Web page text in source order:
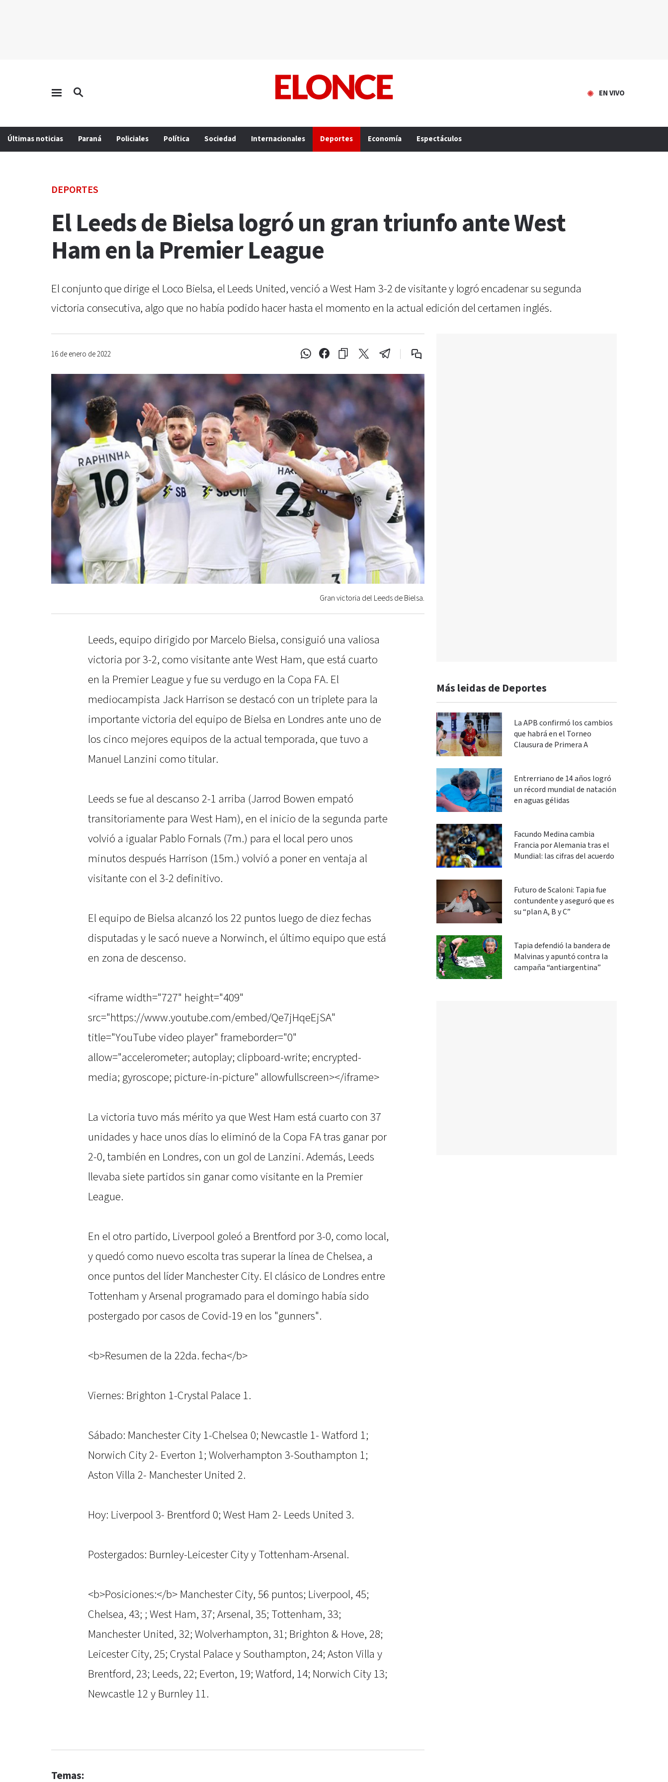
EN VIVO
Últimas noticias Paraná Policiales Política Sociedad Internacionales Deportes Economía Espectáculos
DEPORTES
El Leeds de Bielsa logró un gran triunfo ante West
Ham en la Premier League
El conjunto que dirige el Loco Bielsa, el Leeds United, venció a West Ham 3-2 de visitante y logró encadenar su segunda
victoria consecutiva, algo que no había podido hacer hasta el momento en la actual edición del certamen inglés.
16 de enero de 2022
Gran victoria del Leeds de Bielsa.
Leeds, equipo dirigido por Marcelo Bielsa, consiguió una valiosa
victoria por 3-2, como visitante ante West Ham, que está cuarto
en la Premier League y fue su verdugo en la Copa FA. El
mediocampista Jack Harrison se destacó con un triplete para la
importante victoria del equipo de Bielsa en Londres ante uno de
los cinco mejores equipos de la actual temporada, que tuvo a
Manuel Lanzini como titular.
Leeds se fue al descanso 2-1 arriba (Jarrod Bowen empató
transitoriamente para West Ham), en el inicio de la segunda parte
volvió a igualar Pablo Fornals (7m.) para el local pero unos
minutos después Harrison (15m.) volvió a poner en ventaja al
visitante con el 3-2 definitivo.
El equipo de Bielsa alcanzó los 22 puntos luego de diez fechas
disputadas y le sacó nueve a Norwinch, el último equipo que está
en zona de descenso.
<iframe width="727" height="409"
src="https://www.youtube.com/embed/Qe7jHqeEjSA"
title="YouTube video player" frameborder="0"
allow="accelerometer; autoplay; clipboard-write; encrypted-
media; gyroscope; picture-in-picture" allowfullscreen></iframe>
La victoria tuvo más mérito ya que West Ham está cuarto con 37
unidades y hace unos días lo eliminó de la Copa FA tras ganar por
2-0, también en Londres, con un gol de Lanzini. Además, Leeds
llevaba siete partidos sin ganar como visitante en la Premier
League.
En el otro partido, Liverpool goleó a Brentford por 3-0, como local,
y quedó como nuevo escolta tras superar la línea de Chelsea, a
once puntos del líder Manchester City. El clásico de Londres entre
Tottenham y Arsenal programado para el domingo había sido
postergado por casos de Covid-19 en los "gunners".
<b>Resumen de la 22da. fecha</b>
Viernes: Brighton 1-Crystal Palace 1.
Sábado: Manchester City 1-Chelsea 0; Newcastle 1- Watford 1;
Norwich City 2- Everton 1; Wolverhampton 3-Southampton 1;
Aston Villa 2- Manchester United 2.
Hoy: Liverpool 3- Brentford 0; West Ham 2- Leeds United 3.
Postergados: Burnley-Leicester City y Tottenham-Arsenal.
<b>Posiciones:</b> Manchester City, 56 puntos; Liverpool, 45;
Chelsea, 43; ; West Ham, 37; Arsenal, 35; Tottenham, 33;
Manchester United, 32; Wolverhampton, 31; Brighton & Hove, 28;
Leicester City, 25; Crystal Palace y Southampton, 24; Aston Villa y
Brentford, 23; Leeds, 22; Everton, 19; Watford, 14; Norwich City 13;
Newcastle 12 y Burnley 11.
Temas:
Más leidas de Deportes
La APB confirmó los cambios
que habrá en el Torneo
Clausura de Primera A
Entrerriano de 14 años logró
un récord mundial de natación
en aguas gélidas
Facundo Medina cambia
Francia por Alemania tras el
Mundial: las cifras del acuerdo
Futuro de Scaloni: Tapia fue
contundente y aseguró que es
su “plan A, B y C”
Tapia defendió la bandera de
Malvinas y apuntó contra la
campaña “antiargentina”